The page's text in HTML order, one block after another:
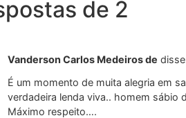
de 2
Vanderson Carlos Medeiros de
É um momento de muita alegria em
verdadeira lenda viva.. homem sábio
Máximo respeito….